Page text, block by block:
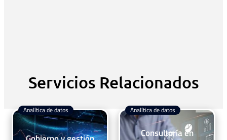
Servicios Relacionados
Analítica de datos
Consultoría en
Analítica de datos